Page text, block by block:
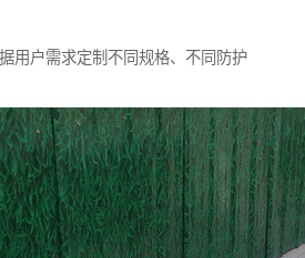
用户需求定制不同规格、不同防护